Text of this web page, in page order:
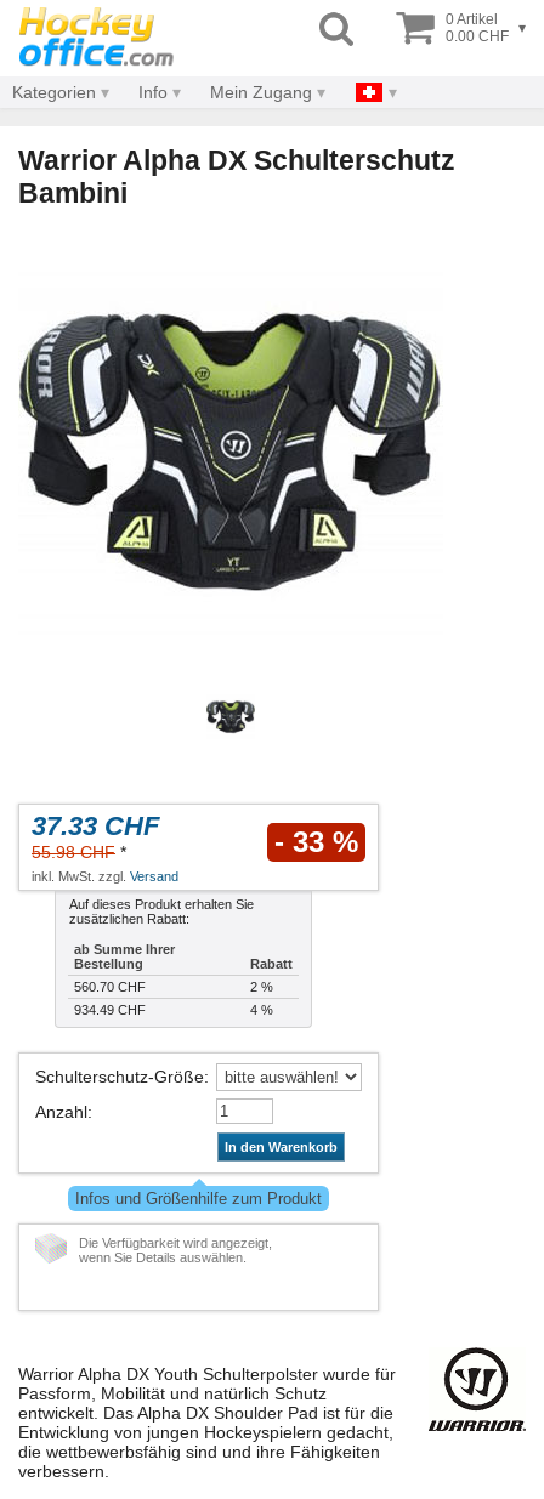
0 Artikel
0.00 CHF ▾
Kategorien Info Mein Zugang
Warrior Alpha DX Schulterschutz
Bambini
37.33 CHF
55.98 CHF * - 33 %
inkl. MwSt. zzgl. Versand
Auf dieses Produkt erhalten Sie
zusätzlichen Rabatt:
ab Summe Ihrer
Bestellung
Rabatt
560.70 CHF
2 %
934.49 CHF
4 %
Schulterschutz-Größe:
Anzahl:
In den Warenkorb
Infos und Größenhilfe zum Produkt
Die Verfügbarkeit wird angezeigt,
wenn Sie Details auswählen.
Warrior Alpha DX Youth Schulterpolster wurde für
Passform, Mobilität und natürlich Schutz
entwickelt. Das Alpha DX Shoulder Pad ist für die
Entwicklung von jungen Hockeyspielern gedacht,
die wettbewerbsfähig sind und ihre Fähigkeiten
verbessern.